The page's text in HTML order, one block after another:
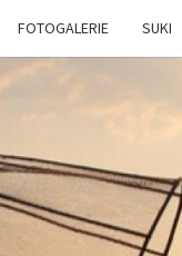
FOTOGALERIE SUKI